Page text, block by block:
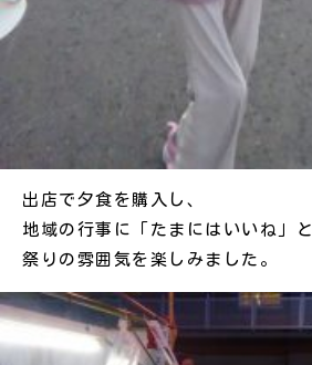
出店で夕食を購入し、
地域の行事に「たまにはいいね」と
祭りの雰囲気を楽しみました。